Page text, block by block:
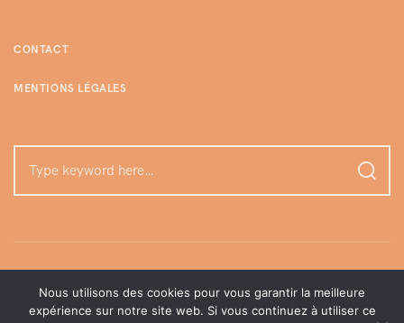
CONTACT
MENTIONS LÉGALES
Nous utilisons des cookies pour vous garantir la meilleure
expérience sur notre site web. Si vous continuez à utiliser ce